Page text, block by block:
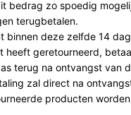
bedrag zo spoedig
terugbetalen.
binnen deze zelfde 14
heeft geretourneerd,
terug na ontvangst van
zal direct na
producten